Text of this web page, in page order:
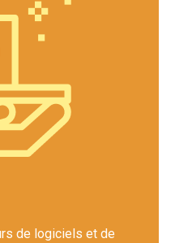
de logiciels et de